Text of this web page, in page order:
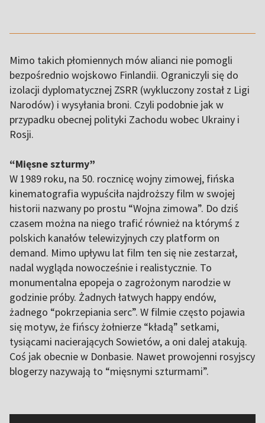
Mimo takich płomiennych mów alianci nie pomogli
bezpośrednio wojskowo Finlandii. Ograniczyli się do
izolacji dyplomatycznej ZSRR (wykluczony został z Ligi
Narodów) i wysyłania broni. Czyli podobnie jak w
przypadku obecnej polityki Zachodu wobec Ukrainy i
Rosji.
“Mięsne szturmy”
W 1989 roku, na 50. rocznicę wojny zimowej, fińska
kinematografia wypuściła najdroższy film w swojej
historii nazwany po prostu “Wojna zimowa”. Do dziś
czasem można na niego trafić również na którymś z
polskich kanałów telewizyjnych czy platform on
demand. Mimo upływu lat film ten się nie zestarzał,
nadal wygląda nowocześnie i realistycznie. To
monumentalna epopeja o zagrożonym narodzie w
godzinie próby. Żadnych łatwych happy endów,
żadnego “pokrzepiania serc”. W filmie często pojawia
się motyw, że fińscy żołnierze “kładą” setkami,
tysiącami nacierających Sowietów, a oni dalej atakują.
Coś jak obecnie w Donbasie. Nawet prowojenni rosyjscy
blogerzy nazywają to “mięsnymi szturmami”.